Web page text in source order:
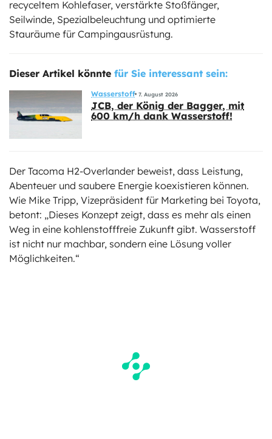
recyceltem Kohlefaser, verstärkte Stoßfänger,
Seilwinde, Spezialbeleuchtung und optimierte
Stauräume für Campingausrüstung.
Dieser Artikel könnte für Sie interessant sein:
Wasserstoff 7. August 2026
JCB, der König der Bagger, mit
600 km/h dank Wasserstoff!
Der Tacoma H2-Overlander beweist, dass Leistung,
Abenteuer und saubere Energie koexistieren können.
Wie Mike Tripp, Vizepräsident für Marketing bei Toyota,
betont: „Dieses Konzept zeigt, dass es mehr als einen
Weg in eine kohlenstofffreie Zukunft gibt. Wasserstoff
ist nicht nur machbar, sondern eine Lösung voller
Möglichkeiten.“